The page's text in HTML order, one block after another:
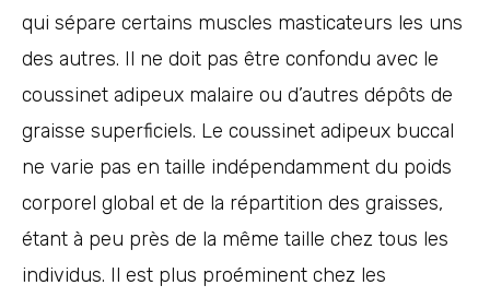
qui sépare certains muscles masticateurs les uns
des autres. Il ne doit pas être confondu avec le
coussinet adipeux malaire ou d’autres dépôts de
graisse superficiels. Le coussinet adipeux buccal
ne varie pas en taille indépendamment du poids
corporel global et de la répartition des graisses,
étant à peu près de la même taille chez tous les
individus. Il est plus proéminent chez les